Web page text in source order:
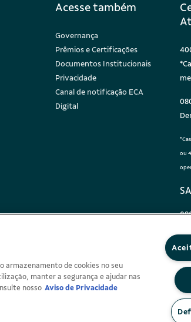
Acesse também
Governança
Prêmios e Certificações
Documentos Institucionais
Privacidade
Canal de notificação ECA
Digital
ou
armazenamento de cookies no seu
manter a segurança e ajudar nas
nosso Aviso de Privacidade